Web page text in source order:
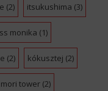
(2) itsukushima (3)
monika (1)
(2) kókusztej (2)
mori tower(2)